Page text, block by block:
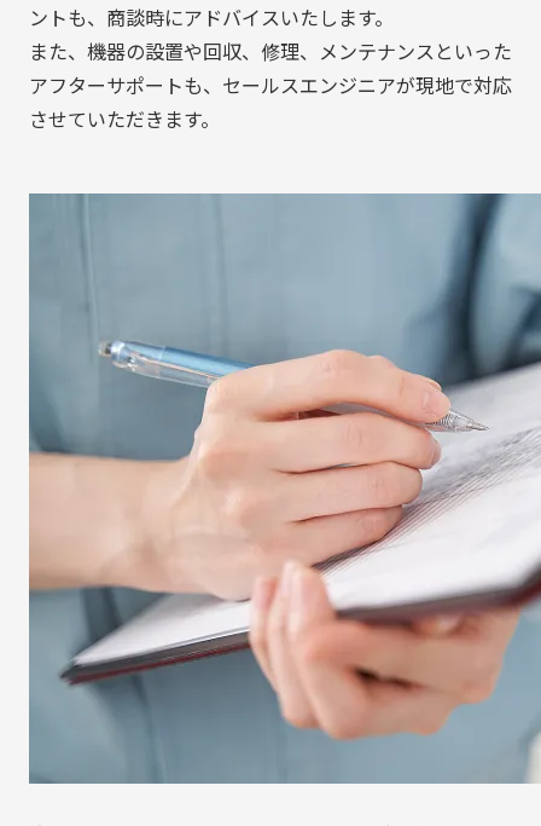
ントも、商談時にアドバイスいたします。
また、機器の設置や回収、修理、メンテナンスといった
アフターサポートも、セールスエンジニアが現地で対応
させていただきます。